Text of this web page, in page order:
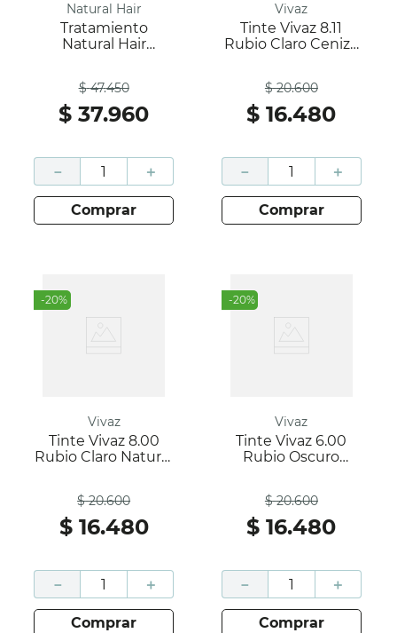
Natural Hair
Tratamiento
Natural Hair
$ 47.450
$ 37.960
＋
－
comprar
Vivaz
Tinte Vivaz 8.11
Rubio Claro Cenizo
$ 20.600
$ 16.480
＋
－
comprar
-20%
Vivaz
Tinte Vivaz 8.00
Rubio Claro Natural
$ 20.600
$ 16.480
＋
－
comprar
-20%
Vivaz
Tinte Vivaz 6.00
Rubio Oscuro
$ 20.600
$ 16.480
＋
－
comprar